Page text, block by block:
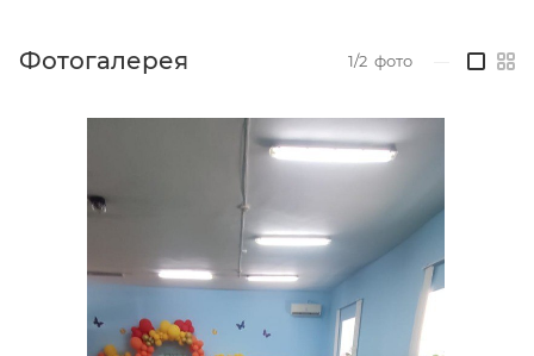
Фотогалерея 1/2 фото